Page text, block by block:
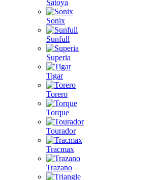
Satoya
Sonix
Sunfull
Superia
Tigar
Torero
Torque
Tourador
Tracmax
Trazano